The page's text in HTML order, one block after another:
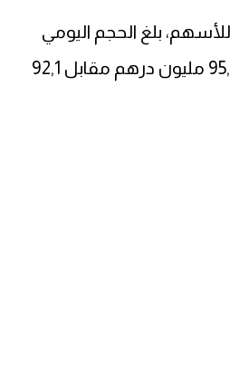
بلغ الحجم اليومي
المتوسط للمبادلات 95,8 مليون درهم مقابل 92,1